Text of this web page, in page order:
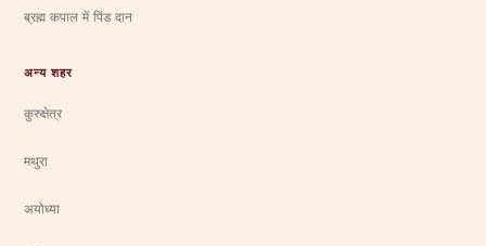
ब्रह्म कपाल में पिंड दान
अन्य शहर
कुरुक्षेत्र
मथुरा
अयोध्या